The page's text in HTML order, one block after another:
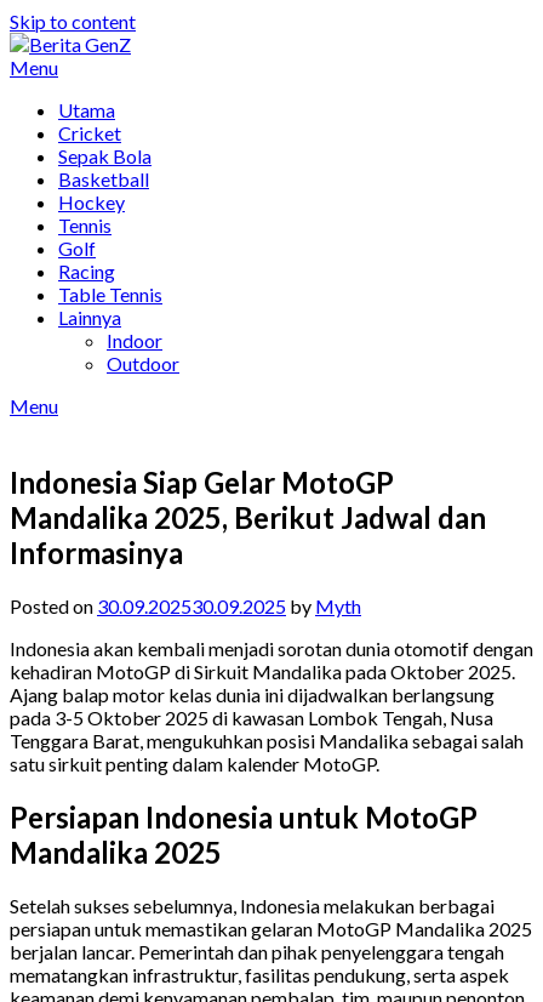
Skip to content
Menu
Utama
Cricket
Sepak Bola
Basketball
Hockey
Tennis
Golf
Racing
Table Tennis
Lainnya
Indoor
Outdoor
Menu
Indonesia Siap Gelar MotoGP
Mandalika 2025, Berikut Jadwal dan
Informasinya
Posted on 30.09.202530.09.2025 by Myth
Indonesia akan kembali menjadi sorotan dunia otomotif dengan
kehadiran MotoGP di Sirkuit Mandalika pada Oktober 2025.
Ajang balap motor kelas dunia ini dijadwalkan berlangsung
pada 3-5 Oktober 2025 di kawasan Lombok Tengah, Nusa
Tenggara Barat, mengukuhkan posisi Mandalika sebagai salah
satu sirkuit penting dalam kalender MotoGP.
Persiapan Indonesia untuk MotoGP
Mandalika 2025
Setelah sukses sebelumnya, Indonesia melakukan berbagai
persiapan untuk memastikan gelaran MotoGP Mandalika 2025
berjalan lancar. Pemerintah dan pihak penyelenggara tengah
mematangkan infrastruktur, fasilitas pendukung, serta aspek
keamanan demi kenyamanan pembalap, tim, maupun penonton.